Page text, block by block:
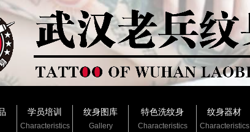
学员培训
Characteristics
纹身图库
Gallery
特色洗纹身
Characteristics
纹身器材
Characteristics